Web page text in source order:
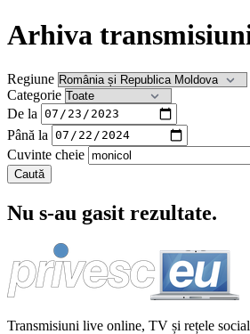
Arhiva
Regiune
Categorie
De la
Până la
Cuvinte cheie
Caută
Nu s-au gasit rezultate.
Transmisiuni live online, TV și rețele